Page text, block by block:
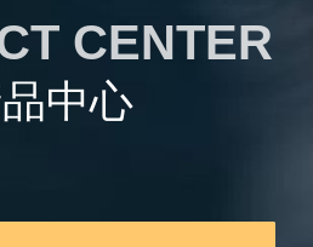
CENTER
中心